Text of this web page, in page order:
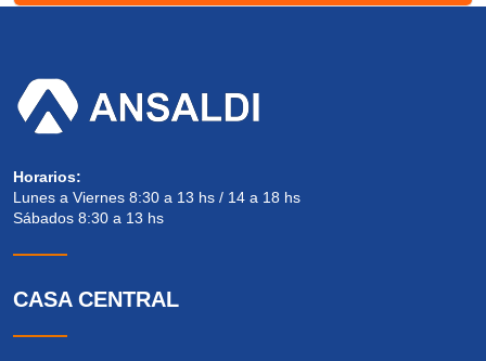
Horarios:
Lunes a Viernes 8:30 a 13 hs / 14 a 18 hs
Sábados 8:30 a 13 hs
CASA CENTRAL